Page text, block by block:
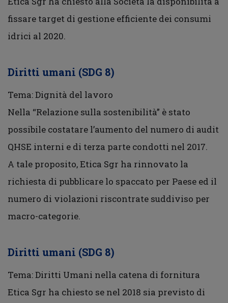
fissare target di gestione efficiente dei consumi
idrici al 2020.
Diritti umani (SDG 8)
Tema: Dignità del lavoro
Nella “Relazione sulla sostenibilità” è stato
possibile costatare l’aumento del numero di audit
QHSE interni e di terza parte condotti nel 2017.
A tale proposito, Etica Sgr ha rinnovato la
richiesta di pubblicare lo spaccato per Paese ed il
numero di violazioni riscontrate suddiviso per
macro-categorie.
Diritti umani (SDG 8)
Tema: Diritti Umani nella catena di fornitura
Etica Sgr ha chiesto se nel 2018 sia previsto di